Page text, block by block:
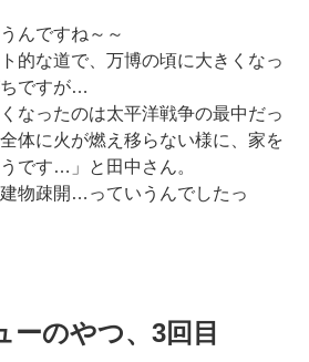
んですね～～
的な道で、万博の頃に大きくなっ
ですが…
なったのは太平洋戦争の最中だっ
体に火が燃え移らない様に、家を
です…」と田中さん。
物疎開…っていうんでしたっ
ーのやつ、3回目